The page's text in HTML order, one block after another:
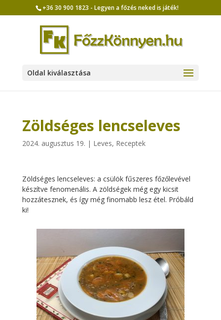
+36 30 900 1823 - Legyen a főzés neked is játék!
Oldal kiválasztása
Zöldséges lencseleves
2024. augusztus 19. | Leves, Receptek
Zöldséges lencseleves: a csülök fűszeres főzőlevével
készítve fenomenális. A zöldségek még egy kicsit
hozzátesznek, és így még finomabb lesz étel. Próbáld
ki!